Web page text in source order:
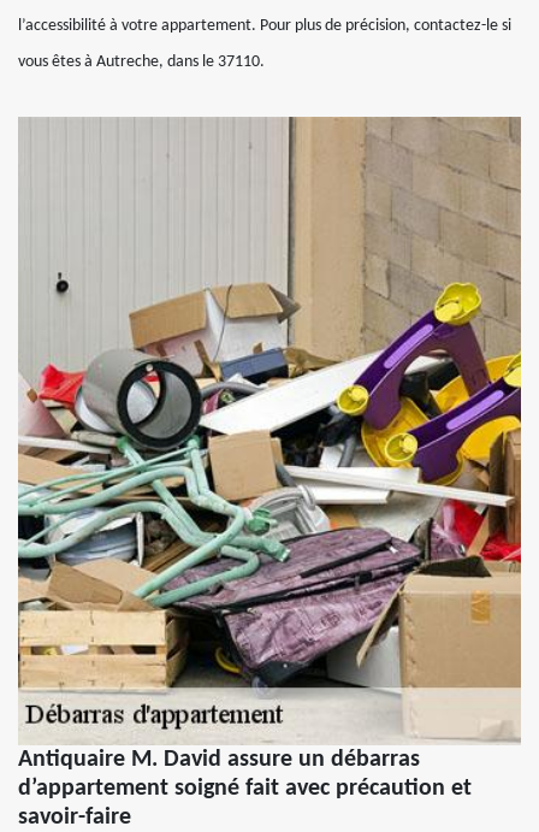
l’accessibilité à votre appartement. Pour plus de précision, contactez-le si
vous êtes à Autreche, dans le 37110.
Antiquaire M. David assure un débarras
d’appartement soigné fait avec précaution et
savoir-faire